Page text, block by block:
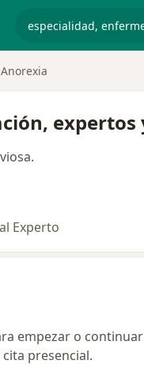
Anorexia
Experto
empezar o
presencial.